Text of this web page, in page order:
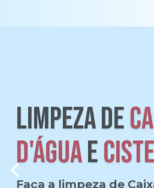
LIMPEZA DE
D'ÁGUAE
Faça a limpeza de